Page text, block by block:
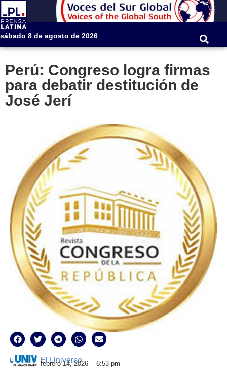
sábado 8 de agosto de 2026
Perú: Congreso logra firmas
para debatir destitución de
José Jerí
El Universo
febrero 14, 2026 6:53 pm